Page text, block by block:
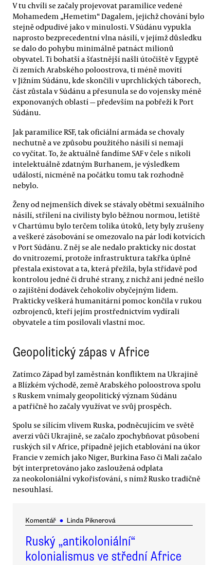
V tu chvíli se začaly projevovat paramilice vedené
Mohamedem „Hemetim“ Dagalem, jejichž chování bylo
stejně odpudivé jako v minulosti. V Súdánu vypukla
naprosto bezprecedentní vlna násilí, v jejímž důsledku
se dalo do pohybu minimálně patnáct milionů
obyvatel. Ti bohatší a šťastnější našli útočiště v Egyptě
či zemích Arabského poloostrova, ti méně movití
v Jižním Súdánu, kde skončili v uprchlických táborech,
část zůstala v Súdánu a přesunula se do vojensky méně
exponovaných oblastí — především na pobřeží k Port
Súdánu.
Jak paramilice RSF, tak oficiální armáda se chovaly
nechutně a ve způsobu použitého násilí si nemají
co vyčítat. To, že aktuálně fandíme SAF v čele s nikoli
intelektuálně zdatným Burhanem, je výsledkem
událostí, nicméně na počátku tomu tak rozhodně
nebylo.
Ženy od nejmenších dívek se stávaly obětmi sexuálního
násilí, střílení na civilisty bylo běžnou normou, letiště
v Chartúmu bylo terčem tolika útoků, lety byly zrušeny
a veškeré zásobování se omezovalo na pár lodí kotvících
v Port Súdánu. Z něj se ale nedalo prakticky nic dostat
do vnitrozemí, protože infrastruktura takřka úplně
přestala existovat a ta, která přežila, byla střídavě pod
kontrolou jedné či druhé strany, z nichž ani jedné nešlo
o zajištění dodávek čehokoliv obyčejným lidem.
Prakticky veškerá humanitární pomoc končila v rukou
ozbrojenců, kteří jejím prostřednictvím vydírali
obyvatele a tím posilovali vlastní moc.
Geopolitický zápas v Africe
Zatímco Západ byl zaměstnán konfliktem na Ukrajině
a Blízkém východě, země Arabského poloostrova spolu
s Ruskem vnímaly geopolitický význam Súdánu
a patřičně ho začaly využívat ve svůj prospěch.
Spolu se sílícím vlivem Ruska, podněcujícím ve světě
averzi vůči Ukrajině, se začalo zpochybňovat působení
ruských sil v Africe, případně jejich etablování na úkor
Francie v zemích jako Niger, Burkina Faso či Mali začalo
být interpretováno jako zasloužená odplata
za neokoloniální vykořisťování, s nímž Rusko tradičně
nesouhlasí.
Komentář ● Linda Piknerová
Ruský „antikoloniální“
kolonialismus ve střední Africe